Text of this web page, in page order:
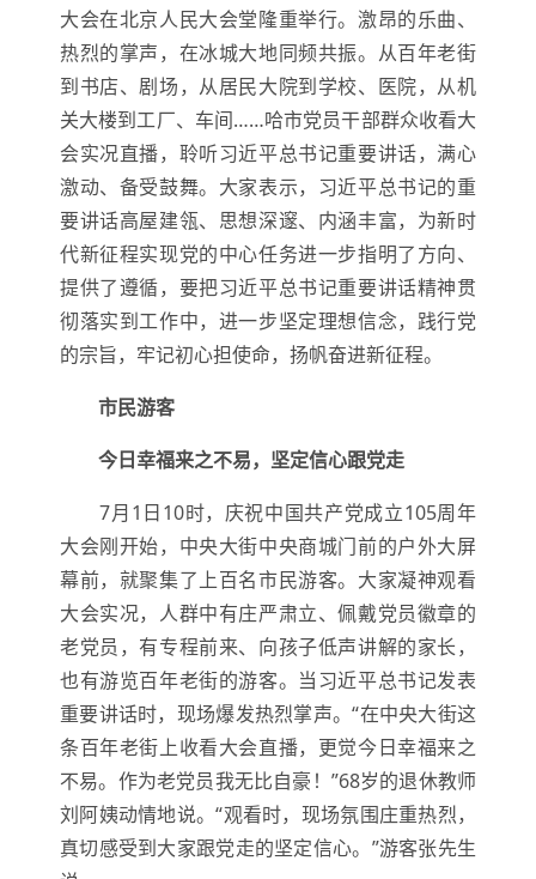
大会在北京人民大会堂隆重举行。激昂的乐曲、
热烈的掌声，在冰城大地同频共振。从百年老街
到书店、剧场，从居民大院到学校、医院，从机
关大楼到工厂、车间……哈市党员干部群众收看大
会实况直播，聆听习近平总书记重要讲话，满心
激动、备受鼓舞。大家表示，习近平总书记的重
要讲话高屋建瓴、思想深邃、内涵丰富，为新时
代新征程实现党的中心任务进一步指明了方向、
提供了遵循，要把习近平总书记重要讲话精神贯
彻落实到工作中，进一步坚定理想信念，践行党
的宗旨，牢记初心担使命，扬帆奋进新征程。
市民游客
今日幸福来之不易，坚定信心跟党走
7月1日10时，庆祝中国共产党成立105周年
大会刚开始，中央大街中央商城门前的户外大屏
幕前，就聚集了上百名市民游客。大家凝神观看
大会实况，人群中有庄严肃立、佩戴党员徽章的
老党员，有专程前来、向孩子低声讲解的家长，
也有游览百年老街的游客。当习近平总书记发表
重要讲话时，现场爆发热烈掌声。“在中央大街这
条百年老街上收看大会直播，更觉今日幸福来之
不易。作为老党员我无比自豪！”68岁的退休教师
刘阿姨动情地说。“观看时，现场氛围庄重热烈，
真切感受到大家跟党走的坚定信心。”游客张先生